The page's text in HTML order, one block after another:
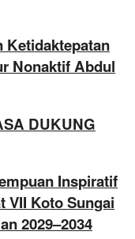
Ketidaktepatan
Nonaktif Abdul
DUKUNG
Inspiratif
VII Koto Sungai
2029–2034